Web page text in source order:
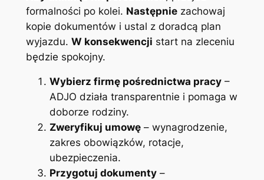
formalności po kolei. Następniezachowaj
kopie dokumentów i ustal z doradcą plan
wyjazdu. W konsekwencji start na zleceniu
będzie spokojny.
Wybierz firmę pośrednictwa pracy–
ADJO działa transparentnie i pomaga w
doborze rodziny.
Zweryfikuj umowę– wynagrodzenie,
zakres obowiązków, rotacje,
ubezpieczenia.
Przygotuj dokumenty–